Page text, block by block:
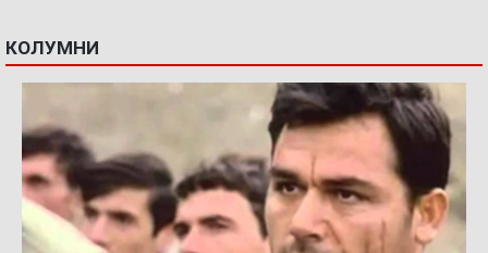
КОЛУМНИ